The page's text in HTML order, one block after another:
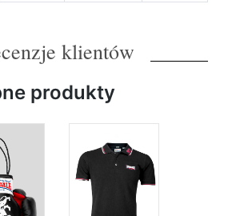
klientów
produkty